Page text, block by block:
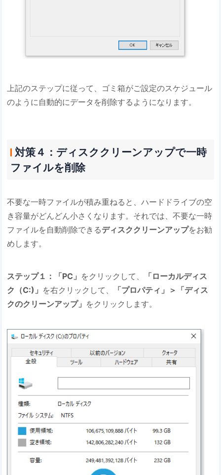
上記のステップに従って、ゴミ箱がご設定のスケジュール
のように自動的にデータを削除するようになります。
対策４：ディスククリーンアップで一時
ファイルを削除
不要な一時ファイルが積み重ねると、ハードドライブの空
き容量がどんどん小さくなります。それでは、不要な一時
ファイルを自動削除できるディスククリーンアップをお勧
めします。
ステップ１：「PC」 をクリックして、
「ローカルディス
ク（C:)」 を右クリックして、
「プロパティ」＞「ディス
クのクリーンアップ」 をクリックします。